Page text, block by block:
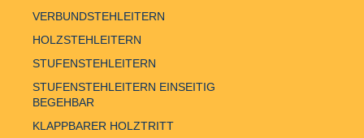
VERBUNDSTEHLEITERN
HOLZSTEHLEITERN
STUFENSTEHLEITERN
STUFENSTEHLEITERN EINSEITIG
BEGEHBAR
KLAPPBARER HOLZTRITT